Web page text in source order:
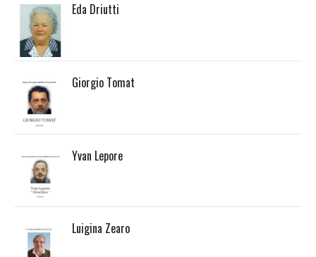
Eda Driutti
Giorgio Tomat
Yvan Lepore
Luigina Zearo